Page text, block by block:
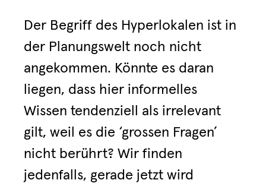
Der Begriff des Hyperlokalen ist in
der Planungswelt noch nicht
angekommen. Könnte es daran
liegen, dass hier informelles
Wissen tendenziell als irrelevant
gilt, weil es die ‘grossen Fragen’
nicht berührt? Wir finden
jedenfalls, gerade jetzt wird